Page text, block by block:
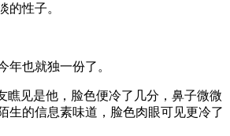
的性子。
年也就独一份了。
是他，脸色便冷了几分，鼻子微微
生的信息素味道，脸色肉眼可见更冷了